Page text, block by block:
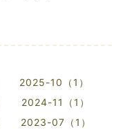
2025-10（1）
2024-11（1）
2023-07（1）